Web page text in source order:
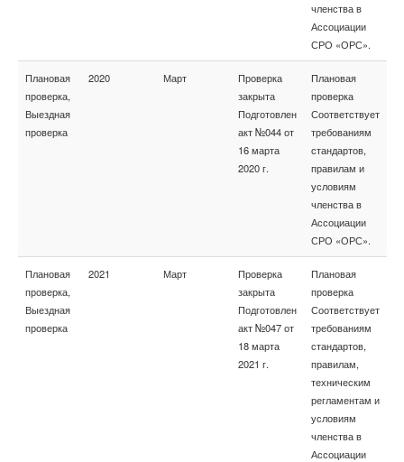
членства в
Ассоциации
СРО «ОРС».
Плановая
проверка,
Выездная
проверка
2020 Март
Проверка
закрыта
Подготовлен
акт №044 от
16 марта
2020 г.
Плановая
проверка
Соответствует
требованиям
стандартов,
правилам и
условиям
членства в
Ассоциации
СРО «ОРС».
Плановая
проверка,
Выездная
проверка
2021 Март
Проверка
закрыта
Подготовлен
акт №047 от
18 марта
2021 г.
Плановая
проверка
Соответствует
требованиям
стандартов,
правилам,
техническим
регламентам и
условиям
членства в
Ассоциации